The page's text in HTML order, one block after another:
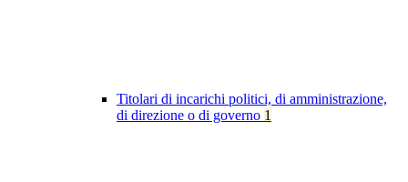
Titolari di incarichi politici, di amministrazione,
di direzione o di governo 1